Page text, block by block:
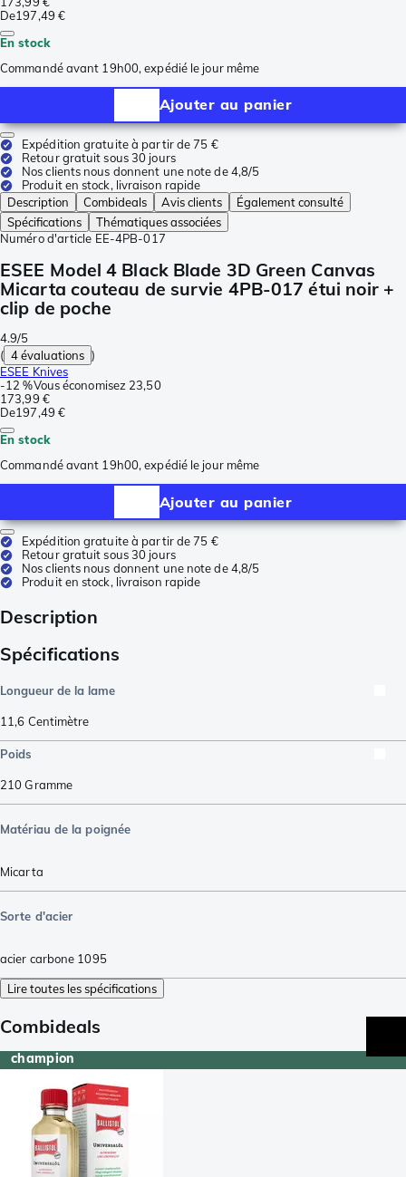
De197,49 €
En stock
Commandé avant 19h00, expédié le jour même
Ajouter au panier
Expédition gratuite à partir de 75 €
Retour gratuit sous 30 jours
Nos clients nous donnent une note de 4,8/5
Produit en stock, livraison rapide
Description
Combideals Avis clients
Également consulté
Spécifications
Thématiques associées
Numéro d'article EE-4PB-017
ESEE Model 4 Black Blade 3D Green Canvas
Micarta couteau de survie 4PB-017 étui noir +
clip de poche
4.9/5
( 4 évaluations )
ESEE Knives
-12 %Vous économisez 23,50
173,99 €
De197,49 €
En stock
Commandé avant 19h00, expédié le jour même
Ajouter au panier
Expédition gratuite à partir de 75 €
Retour gratuit sous 30 jours
Nos clients nous donnent une note de 4,8/5
Produit en stock, livraison rapide
Description
Spécifications
Longueur de la lame
11,6 Centimètre
Poids
210Gramme
Matériau de la poignée
Micarta
Sorte d'acier
acier carbone 1095
Lire toutes les spécifications
Combideals
champion